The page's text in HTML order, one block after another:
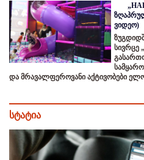
ვიდეო)
სივრცე
და მრავალფეროვანი აქტივობები
სტატია